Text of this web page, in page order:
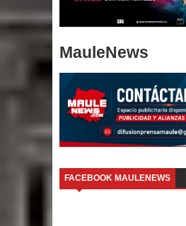
MauleNews
FACEBOOK MAULENEWS